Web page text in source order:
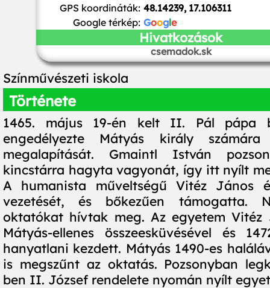
GPS koordináták: 48.14239, 17.106311
Google térkép: Google
Hivatkozások
csemadok.sk
Színművészeti iskola
Története
1465. május 19-én kelt II. Pál pápa
engedélyezte Mátyás király
megalapítását. Gmaintl István
kincstárra hagyta vagyonát, így itt nyílt
A humanista műveltségű Vitéz János
vezetését, és bőkezűen támogatta.
oktatókat hívtak meg. Az egyetem Vitéz
Mátyás-ellenes összeesküvésével és
hanyatlani kezdett. Mátyás 1490-es
is megszűnt az oktatás. Pozsonyban
ben II. József rendelete nyomán nyílt